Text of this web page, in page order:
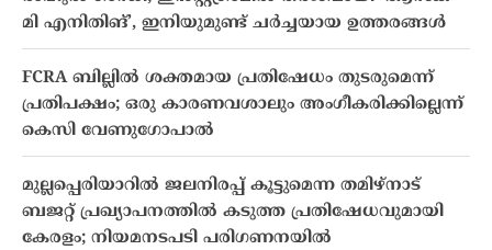
മി എനിതിങ്’, ഇനിയുമുണ്ട് ചർച്ചയായ ഉത്തരങ്ങൾ
FCRA ബില്ലിൽ ശക്തമായ പ്രതിഷേധം തുടരുമെന്ന്
പ്രതിപക്ഷം; ഒരു കാരണവശാലും അം​ഗീകരിക്കില്ലെന്ന്
കെസി വേണു​ഗോപാൽ
മുല്ലപ്പെരിയാറിൽ ജലനിരപ്പ് കൂട്ടുമെന്ന തമിഴ്നാട്
ബജറ്റ് പ്രഖ്യാപനത്തിൽ കടുത്ത പ്രതിഷേധവുമായി
കേരളം; നിയമനടപടി പരിഗണനയിൽ